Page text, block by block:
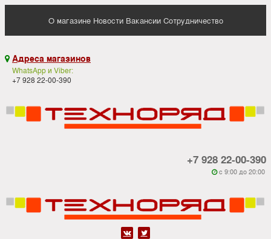
О магазине Новости Вакансии Сотрудничество
 Адреса магазинов
WhatsApp и Viber:
+7 928 22-00-390
+7 928 22-00-390
 c 9:00 до 20:00
 